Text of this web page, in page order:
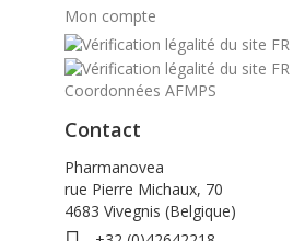
Mon compte
Coordonnées AFMPS
Contact
Pharmanovea
rue Pierre Michaux, 70
4683 Vivegnis (Belgique)